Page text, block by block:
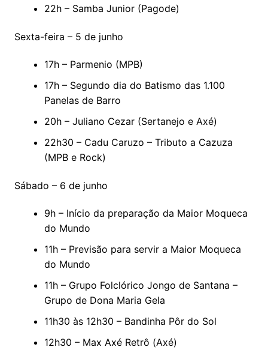
22h – Samba Junior (Pagode)
Sexta-feira – 5 de junho
17h – Parmenio (MPB)
17h – Segundo dia do Batismo das 1.100
Panelas de Barro
20h – Juliano Cezar (Sertanejo e Axé)
22h30 – Cadu Caruzo – Tributo a Cazuza
(MPB e Rock)
Sábado – 6 de junho
9h – Início da preparação da Maior Moqueca
do Mundo
11h – Previsão para servir a Maior Moqueca
do Mundo
11h – Grupo Folclórico Jongo de Santana –
Grupo de Dona Maria Gela
11h30 às 12h30 – Bandinha Pôr do Sol
12h30 – Max Axé Retrô (Axé)